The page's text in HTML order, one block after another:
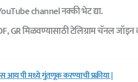
channelनक्की भेट द्या.
GR मिळवण्यासाठी टेलिग्राम चॅनल जॉइन
आय पी मध्ये गुंतणूक करण्याची प्रक्रीया |